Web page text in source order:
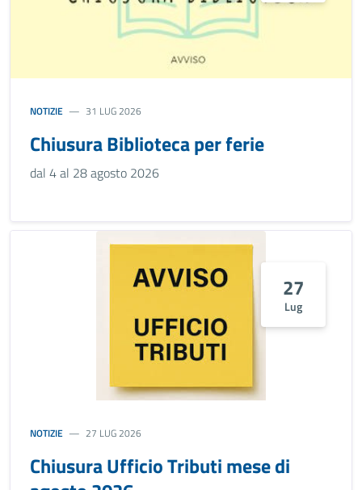
NOTIZIE 31 LUG 2026
Chiusura Biblioteca per ferie
dal 4 al 28 agosto 2026
27
Lug
NOTIZIE 27 LUG 2026
Chiusura Ufficio Tributi mese di